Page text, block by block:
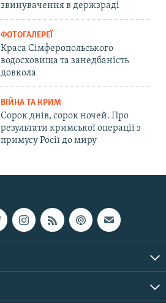
звинувачення в держзраді
ФОТОГАЛЕРЕЇ
Краса Сімферопольського
водосховища та занедбаність
довкола
ВІЙНА ТА КРИМ
Сорок днів, сорок ночей. Про
результати кримської операції з
примусу Росії до миру